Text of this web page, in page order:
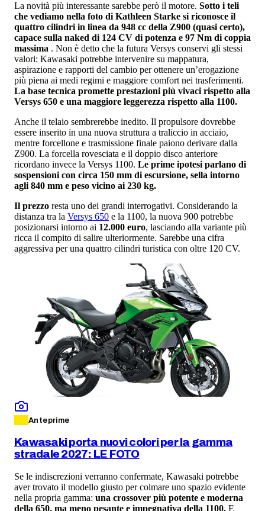
La novità più interessante sarebbe però il motore. Sotto i teli
che vediamo nella foto di Kathleen Starke si riconosce il
quattro cilindri in linea da 948 cc della Z900 (quasi certo),
capace sulla naked di 124 CV di potenza e 97 Nm di coppia
massima . Non è detto che la futura Versys conservi gli stessi
valori: Kawasaki potrebbe intervenire su mappatura,
aspirazione e rapporti del cambio per ottenere un’erogazione
più piena ai medi regimi e maggiore comfort nei trasferimenti.
La base tecnica promette prestazioni più vivaci rispetto alla
Versys 650 e una maggiore leggerezza rispetto alla 1100.
Anche il telaio sembrerebbe inedito. Il propulsore dovrebbe
essere inserito in una nuova struttura a traliccio in acciaio,
mentre forcellone e trasmissione finale paiono derivare dalla
Z900. La forcella rovesciata e il doppio disco anteriore
ricordano invece la Versys 1100. Le prime ipotesi parlano di
sospensioni con circa 150 mm di escursione, sella intorno
agli 840 mm e peso vicino ai 230 kg.
Il prezzo resta uno dei grandi interrogativi. Considerando la
distanza tra la Versys 650 e la 1100, la nuova 900 potrebbe
posizionarsi intorno ai 12.000 euro, lasciando alla variante più
ricca il compito di salire ulteriormente. Sarebbe una cifra
aggressiva per una quattro cilindri turistica con oltre 120 CV.
Anteprime
Kawasaki porta nuovi colori per la gamma
stradale 2027: LE FOTO
Se le indiscrezioni verranno confermate, Kawasaki potrebbe
aver trovato il modello giusto per colmare uno spazio evidente
nella propria gamma: una crossover più potente e moderna
della 650, ma meno pesante e impegnativa della 1100. E